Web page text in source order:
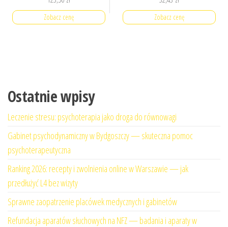
Zobacz cenę Zobacz cenę
Ostatnie wpisy
Leczenie stresu: psychoterapia jako droga do równowagi
Gabinet psychodynamiczny w Bydgoszczy — skuteczna pomoc
psychoterapeutyczna
Ranking 2026: recepty i zwolnienia online w Warszawie — jak
przedłużyć L4 bez wizyty
Sprawne zaopatrzenie placówek medycznych i gabinetów
Refundacja aparatów słuchowych na NFZ — badania i aparaty w